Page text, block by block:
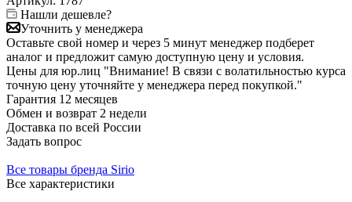
Нашли дешевле?
Уточнить у менеджера
Оставьте свой номер и через 5 минут менеджер подберет
аналог и предложит самую доступную цену и условия.
Цены для юр.лиц "Внимание! В связи с волатильностью курса
точную цену уточняйте у менеджера перед покупкой."
Гарантия 12 месяцев
Обмен и возврат 2 недели
Доставка по всей России
Задать вопрос
Все товары бренда Sirio
Все характеристики